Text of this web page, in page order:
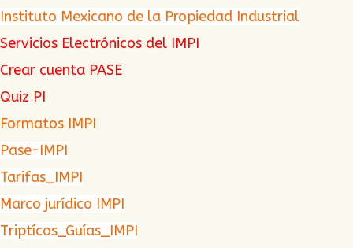
Instituto Mexicano de la Propiedad Industrial
Servicios Electrónicos del IMPI
Crear cuenta PASE
Quiz PI
Formatos IMPI
Pase-IMPI
Tarifas_IMPI
Marco jurídico IMPI
Triptícos_Guías_IMPI